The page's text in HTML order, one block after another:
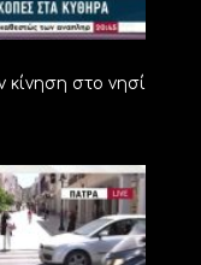
κίνηση στο νησί